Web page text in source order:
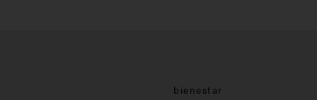
bienestar